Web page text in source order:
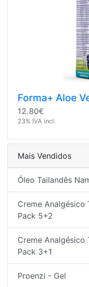
Forma+ Aloe
12.80€
23% IVA incl.
Mais Vendidos
Óleo Tailandês
Creme Analgésico
Pack 5+2
Creme Analgésico
Pack 3+1
Proenzi - Gel